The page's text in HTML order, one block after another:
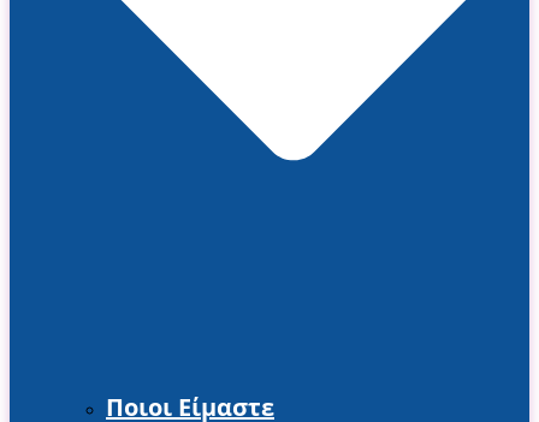
Ποιοι Είμαστε